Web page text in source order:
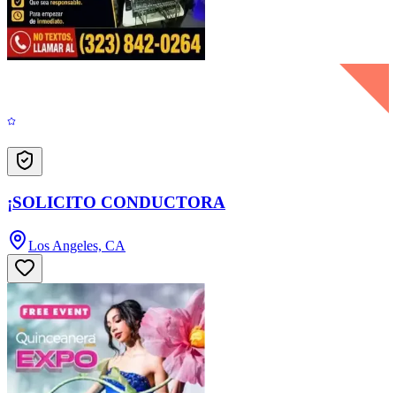
¡SOLICITO CONDUCTORA
Los Angeles, CA